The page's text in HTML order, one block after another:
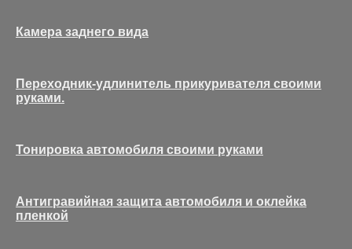
Камера заднего вида
Переходник-удлинитель прикуривателя своими
руками.
Тонировка автомобиля своими руками
Антигравийная защита автомобиля и оклейка
пленкой